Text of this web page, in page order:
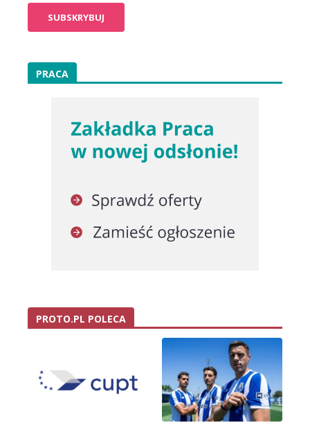
PRACA
PROTO.PL POLECA